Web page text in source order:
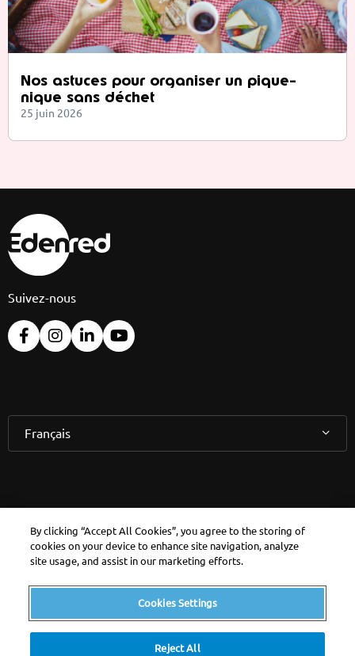
Nos astuces pour organiser un pique-
nique sans déchet
25 juin 2026
Suivez-nous
Français
Consultez votre
espace personnel
By clicking “Accept All Cookies”, you agree to the storing of
cookies on your device to enhance site navigation, analyze
site usage, and assist in our marketing efforts.
Cookies Settings
Reject All